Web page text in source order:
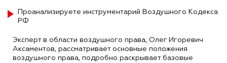
Проанализируете инструментарий Воздушного Кодекса
РФ
Эксперт в области воздушного права, Олег Игоревич
Аксаментов, рассматривает основные положения
воздушного права, подробно раскрывает базовые